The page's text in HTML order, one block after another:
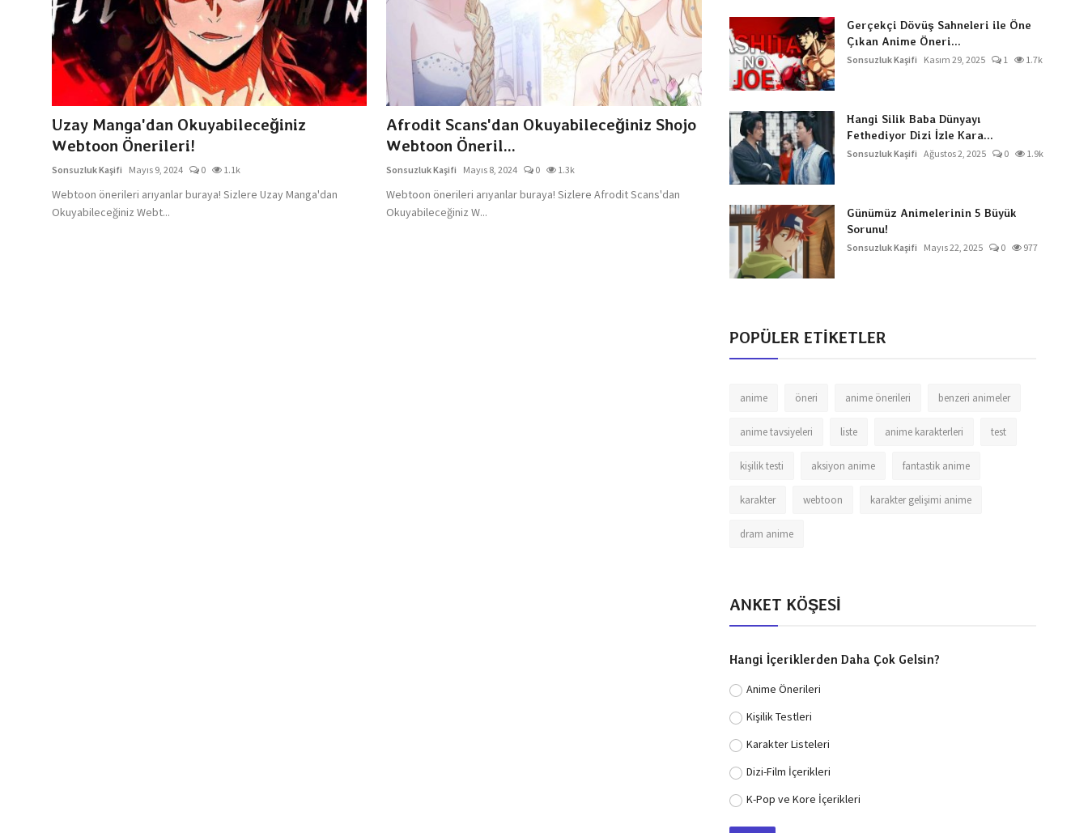
Uzay Manga'dan Okuyabileceğiniz
Webtoon Önerileri!
Sonsuzluk Kaşifi Mayıs 9, 2024 0 1.1k
Webtoon önerileri arıyanlar buraya! Sizlere Uzay Manga'dan
Okuyabileceğiniz Webt...
Afrodit Scans'dan Okuyabileceğiniz Shojo
Webtoon Öneril...
Sonsuzluk Kaşifi Mayıs 8, 2024 0 1.3k
Webtoon önerileri arıyanlar buraya! Sizlere Afrodit Scans'dan
Okuyabileceğiniz W...
Gerçekçi Dövüş Sahneleri ile Öne
Çıkan Anime Öneri...
Sonsuzluk Kaşifi Kasım 29, 2025 1 1.7k
Hangi Silik Baba Dünyayı
Fethediyor Dizi İzle Kara...
Sonsuzluk Kaşifi Ağustos 2, 2025 0 1.9k
Günümüz Animelerinin 5 Büyük
Sorunu!
Sonsuzluk Kaşifi Mayıs 22, 2025 0 977
POPÜLER ETİKETLER
anime öneri anime önerileri benzeri animeler
anime tavsiyeleri liste anime karakterleri test
kişilik testi aksiyon anime fantastik anime
karakter webtoon karakter gelişimi anime
dram anime
ANKET KÖŞESİ
Hangi İçeriklerden Daha Çok Gelsin?
Anime Önerileri
Kişilik Testleri
Karakter Listeleri
Dizi-Film İçerikleri
K-Pop ve Kore İçerikleri